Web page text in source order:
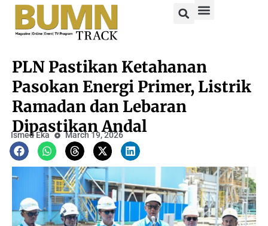
PLN Pastikan Ketahanan
Pasokan Energi Primer, Listrik
Ramadan dan Lebaran
Dipastikan Andal
Ismed Eka March 19, 2026